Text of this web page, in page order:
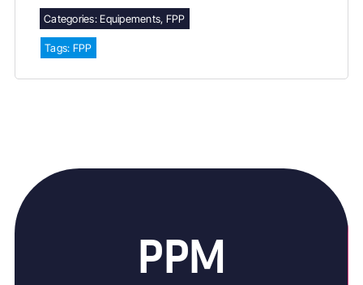
Categories:Equipements, FPP
Tags: FPP
PPM